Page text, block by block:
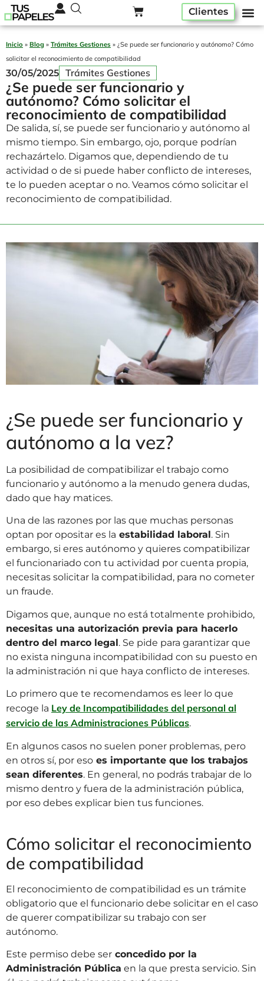
Clientes
Inicio » Blog » Trámites Gestiones » ¿Se puede ser funcionario y autónomo? Cómo
solicitar el reconocimiento de compatibilidad
30/05/2025 Trámites Gestiones
¿Se puede ser funcionario y
autónomo? Cómo solicitar el
reconocimiento de compatibilidad
De salida, sí, se puede ser funcionario y autónomo al
mismo tiempo. Sin embargo, ojo, porque podrían
rechazártelo. Digamos que, dependiendo de tu
actividad o de si puede haber conflicto de intereses,
te lo pueden aceptar o no. Veamos cómo solicitar el
reconocimiento de compatibilidad.
¿Se puede ser funcionario y
autónomo a la vez?
La posibilidad de compatibilizar el trabajo como
funcionario y autónomo a la menudo genera dudas,
dado que hay matices.
Una de las razones por las que muchas personas
optan por opositar es la estabilidad laboral. Sin
embargo, si eres autónomo y quieres compatibilizar
el funcionariado con tu actividad por cuenta propia,
necesitas solicitar la compatibilidad, para no cometer
un fraude.
Digamos que, aunque no está totalmente prohibido,
necesitas una autorización previa para hacerlo
dentro del marco legal. Se pide para garantizar que
no exista ninguna incompatibilidad con su puesto en
la administración ni que haya conflicto de intereses.
Lo primero que te recomendamos es leer lo que
recoge la Ley de Incompatibilidades del personal al
servicio de las Administraciones Públicas.
En algunos casos no suelen poner problemas, pero
en otros sí, por eso es importante que los trabajos
sean diferentes. En general, no podrás trabajar de lo
mismo dentro y fuera de la administración pública,
por eso debes explicar bien tus funciones.
Cómo solicitar el reconocimiento
de compatibilidad
El reconocimiento de compatibilidad es un trámite
obligatorio que el funcionario debe solicitar en el caso
de querer compatibilizar su trabajo con ser
autónomo.
Este permiso debe ser concedido por la
Administración Pública en la que presta servicio. Sin